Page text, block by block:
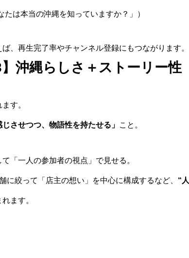
は本当の沖縄を知っていますか？」）
、再生完了率やチャンネル登録にもつながります。
】沖縄らしさ＋ストーリー性
す。
じさせつつ、物語性を持たせる」 こと。
「一人の参加者の視点」で見せる。
に絞って「店主の想い」を中心に構成するなど、 “
ます。